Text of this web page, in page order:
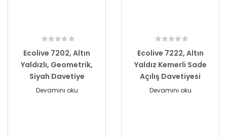
Ecolive 7202, Altın
Yaldızlı, Geometrik,
Siyah Davetiye
Devamını oku
Ecolive 7222, Altın
Yaldız Kemerli Sade
Açılış Davetiyesi
Devamını oku